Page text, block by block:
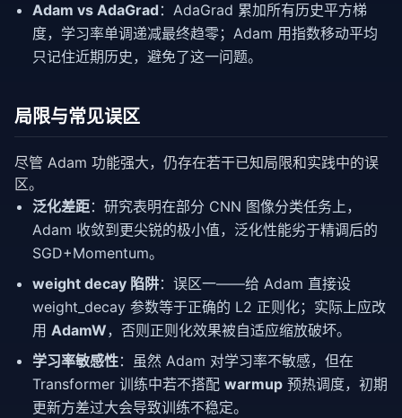
Adam vs AdaGrad：AdaGrad 累加所有历史平方梯
度，学习率单调递减最终趋零；Adam 用指数移动平均
只记住近期历史，避免了这一问题。
局限与常见误区
尽管 Adam 功能强大，仍存在若干已知局限和实践中的误
区。
泛化差距：研究表明在部分 CNN 图像分类任务上，
Adam 收敛到更尖锐的极小值，泛化性能劣于精调后的
SGD+Momentum。
weight decay 陷阱：误区一——给 Adam 直接设
weight_decay 参数等于正确的 L2 正则化；实际上应改
用 AdamW，否则正则化效果被自适应缩放破坏。
学习率敏感性：虽然 Adam 对学习率不敏感，但在
Transformer 训练中若不搭配 warmup 预热调度，初期
更新方差过大会导致训练不稳定。